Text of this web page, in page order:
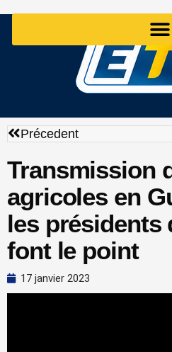
Précédent
Précedent
Transmission
agricoles en
les présidents
font le point
17 janvier 2023